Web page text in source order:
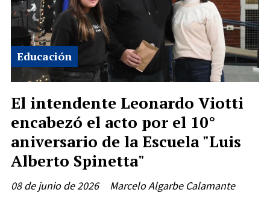
El intendente Leonardo Viotti
encabezó el acto por el 10°
aniversario de la Escuela "Luis
Alberto Spinetta"
Marcelo Algarbe Calamante
Educación
08 de junio de 2026